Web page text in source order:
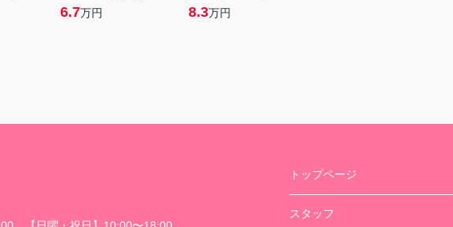
6.7万円 8.3万円
トップページ
スタッフ